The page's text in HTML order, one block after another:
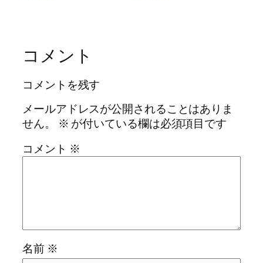
コメント
コメントを残す
メールアドレスが公開されることはありま
せん。
※ が付いている欄は必須項目です
コメント ※
名前 ※